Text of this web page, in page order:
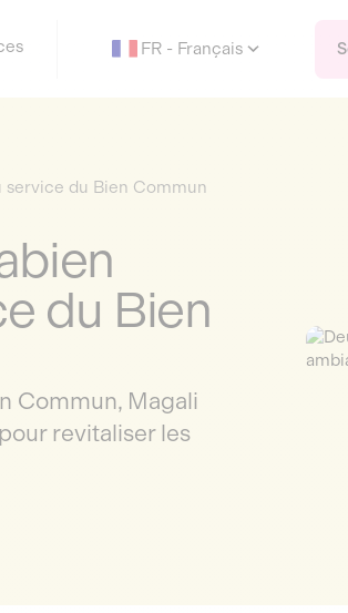
FR - Français
service du Bien Commun
du Bien
Commun, Magali
revitaliser les